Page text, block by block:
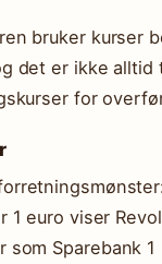
bruker kurser
det er ikke
for
euro viser
Sparebank